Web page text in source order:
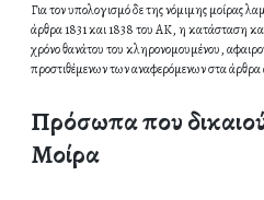
Για τον υπολογισμό δε της νόμιμης μοίρας
άρθρα 1831 και 1838 του ΑΚ, η κατάσταση
χρόνο θανάτου του κληρονομουμένου,
προστιθέμενων των αναφερόμενων στα άρθρα
Πρόσωπα που
Μοίρα